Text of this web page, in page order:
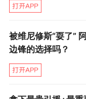
尔维斯无缘俄罗
所有办法都用尽
丹尼尔·阿尔维斯
并最终打世界杯
组很难过，它希
使他的技术、斗
被维尼修斯“耍了”
边锋的选择吗？